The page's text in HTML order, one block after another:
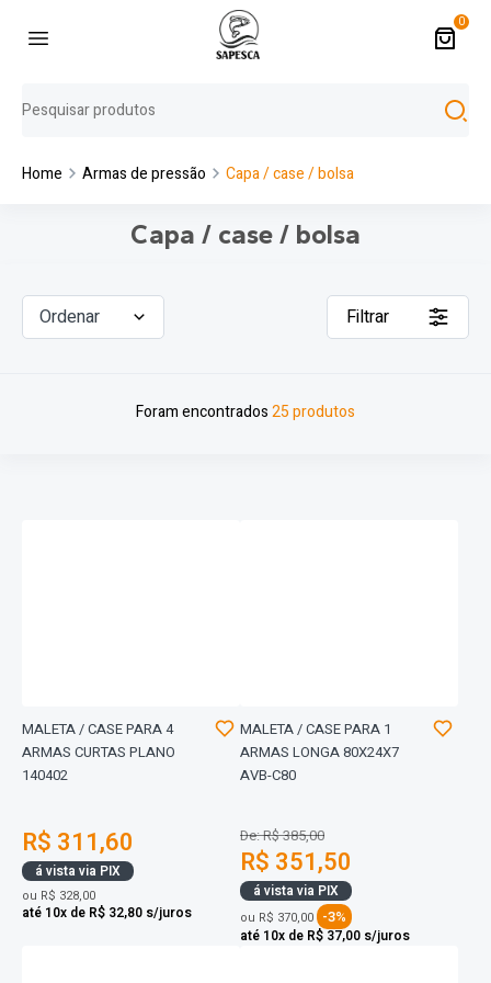
0
Home Armas de pressão Capa / case / bolsa
Capa / case / bolsa
Foram encontrados25 produtos
Filtrar
Ordenar
MALETA / CASE PARA 4
ARMAS CURTAS PLANO
140402
R$ 311,60
á vista via PIX
ou R$ 328,00
até 10x de R$ 32,80 s/juros
MALETA / CASE PARA 1
ARMAS LONGA 80X24X7
AVB-C80
De: R$ 385,00
R$ 351,50
á vista via PIX
ou R$ 370,00 -3%
até 10x de R$ 37,00 s/juros